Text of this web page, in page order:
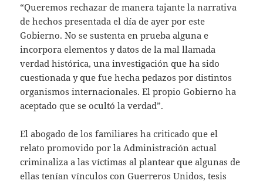
“Queremos rechazar de manera tajante la narrativa
de hechos presentada el día de ayer por este
Gobierno. No se sustenta en prueba alguna e
incorpora elementos y datos de la mal llamada
verdad histórica, una investigación que ha sido
cuestionada y que fue hecha pedazos por distintos
organismos internacionales. El propio Gobierno ha
aceptado que se ocultó la verdad”.
El abogado de los familiares ha criticado que el
relato promovido por la Administración actual
criminaliza a las víctimas al plantear que algunas de
ellas tenían vínculos con Guerreros Unidos, tesis